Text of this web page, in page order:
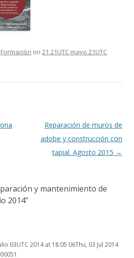
Formación on 21 21UTC mayo 21UTC
Reparación de muros de
adobe y construcción con
tapial. Agosto 2015 →
y mantenimiento de
2014”
03UTC 2014 at 18:05 06Thu, 03 Jul 2014